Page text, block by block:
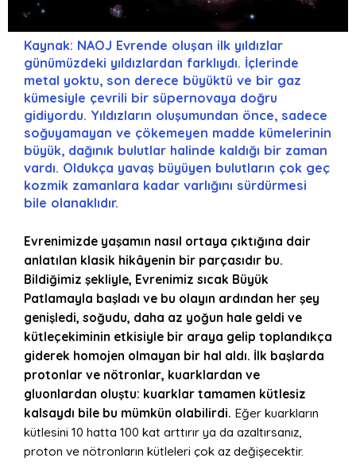
Kaynak: NAOJ Evrende oluşan ilk yıldızlar
günümüzdeki yıldızlardan farklıydı. İçlerinde
metal yoktu, son derece büyüktü ve bir gaz
kümesiyle çevrili bir süpernovaya doğru
gidiyordu. Yıldızların oluşumundan önce, sadece
soğuyamayan ve çökemeyen madde kümelerinin
büyük, dağınık bulutlar halinde kaldığı bir zaman
vardı. Oldukça yavaş büyüyen bulutların çok geç
kozmik zamanlara kadar varlığını sürdürmesi
bile olanaklıdır.
Evrenimizde yaşamın nasıl ortaya çıktığına dair
anlatılan klasik hikâyenin bir parçasıdır bu.
Bildiğimiz şekliyle, Evrenimiz sıcak Büyük
Patlamayla başladı ve bu olayın ardından her şey
genişledi, soğudu, daha az yoğun hale geldi ve
kütleçekiminin etkisiyle bir araya gelip toplandıkça
giderek homojen olmayan bir hal aldı. İlk başlarda
protonlar ve nötronlar, kuarklardan ve
gluonlardan oluştu: kuarklar tamamen kütlesiz
kalsaydı bile bu mümkün olabilirdi. Eğer kuarkların
kütlesini 10 hatta 100 kat arttırır ya da azaltırsanız,
proton ve nötronların kütleleri çok az değişecektir.